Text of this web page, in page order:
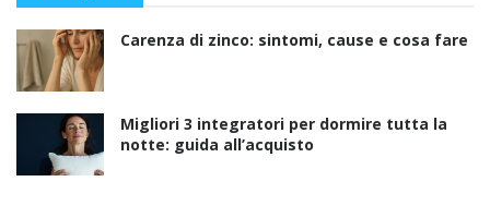
Carenza di zinco: sintomi, cause e cosa fare
Migliori 3 integratori per dormire tutta la
notte: guida all’acquisto